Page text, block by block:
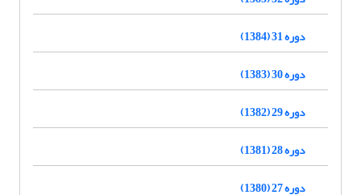
دوره 31 (1384)
دوره 30 (1383)
دوره 29 (1382)
دوره 28 (1381)
دوره 27 (1380)